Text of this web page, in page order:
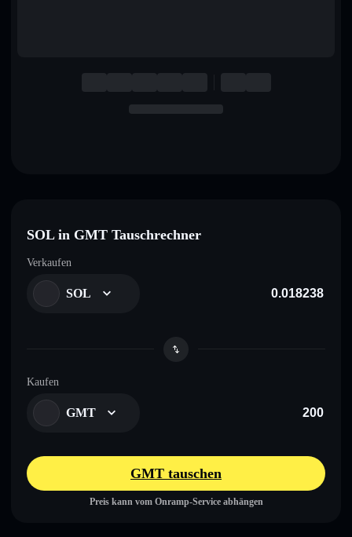
SOL in GMT Tauschrechner
Verkaufen
SOL
Kaufen
GMT
GMT tauschen
Preis kann vom Onramp-Service abhängen